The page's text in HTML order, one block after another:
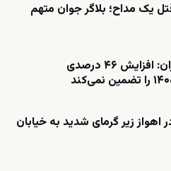
یک مداح؛ بلاگر جوان متهم
رئیس سازمان امور مالیاتی ایران: افزایش ۴۶ درصدی
اهواز زیر گرمای شدید به خیابان